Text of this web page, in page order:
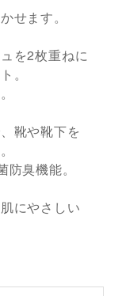
せます。
を2枚重ねに
。
靴や靴下を
臭機能。
にやさしい